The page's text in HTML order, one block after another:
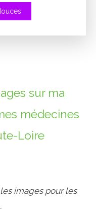
sur ma
médecines
Loire
images pour les